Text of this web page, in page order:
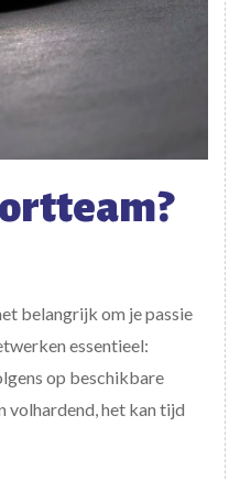
belangrijk om je passie
essentieel:
op beschikbare
volhardend, het kan tijd